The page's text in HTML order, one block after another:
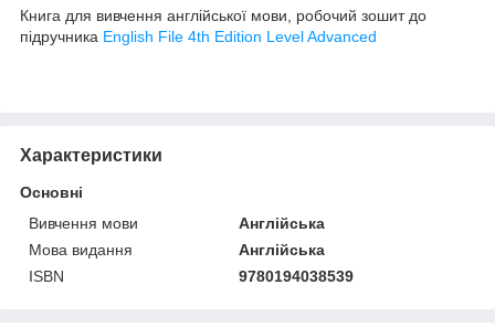
Книга для вивчення англійської мови, робочий зошит до
підручника English File 4th Edition Level Advanced
Характеристики
Основні
Вивчення мови
Англійська
Мова видання
Англійська
ISBN
9780194038539